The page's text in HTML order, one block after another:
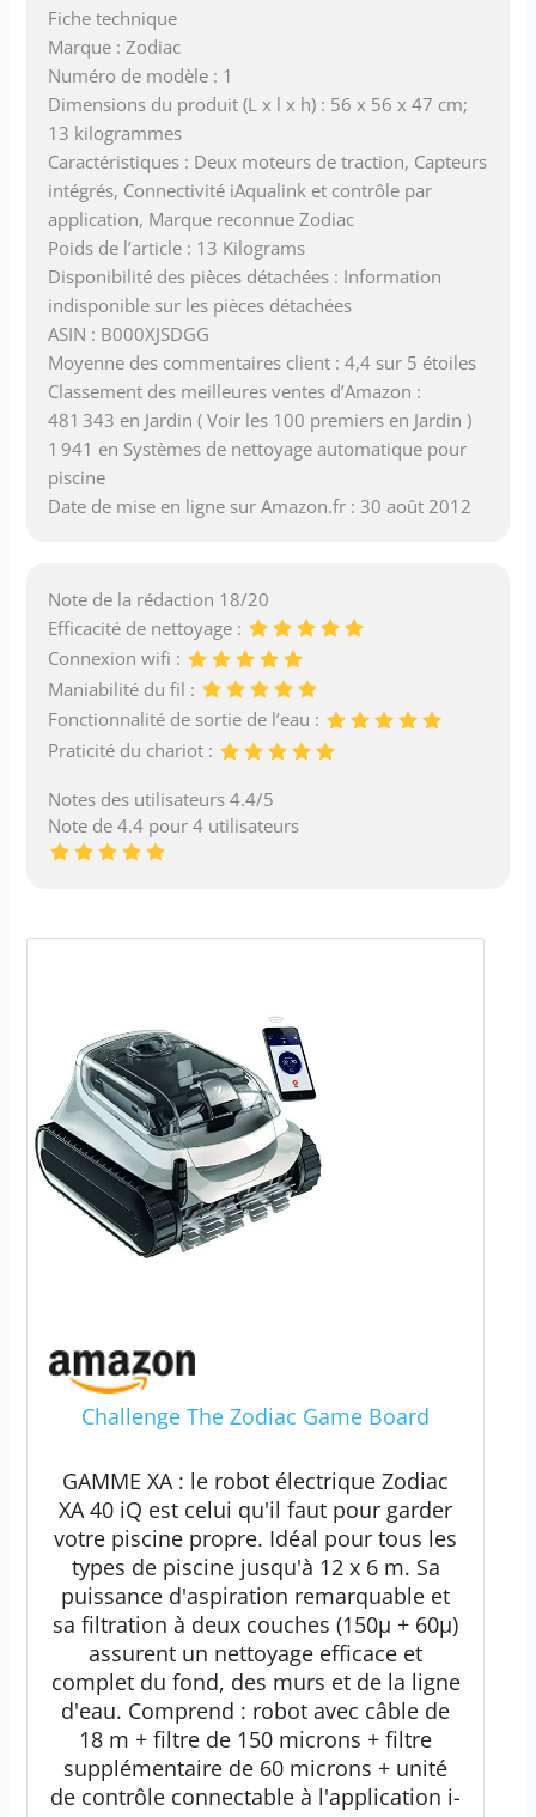
Fiche technique
Marque : Zodiac
Numéro de modèle : 1
Dimensions du produit (L x l x h) : 56 x 56 x 47 cm;
13 kilogrammes
Caractéristiques : Deux moteurs de traction, Capteurs
intégrés, Connectivité iAqualink et contrôle par
application, Marque reconnue Zodiac
Poids de l’article : 13 Kilograms
Disponibilité des pièces détachées : Information
indisponible sur les pièces détachées
ASIN : B000XJSDGG
Moyenne des commentaires client : 4,4 sur 5 étoiles
Classement des meilleures ventes d’Amazon :
481 343 en Jardin ( Voir les 100 premiers en Jardin )
1 941 en Systèmes de nettoyage automatique pour
piscine
Date de mise en ligne sur Amazon.fr : 30 août 2012
Note de la rédaction 18/20
Efficacité de nettoyage :
Connexion wifi :
Maniabilité du fil :
Fonctionnalité de sortie de l’eau :
Praticité du chariot :
Notes des utilisateurs 4.4/5
Note de 4.4 pour 4 utilisateurs
Challenge The Zodiac Game Board
GAMME XA : le robot électrique Zodiac
XA 40 iQ est celui qu'il faut pour garder
votre piscine propre. Idéal pour tous les
types de piscine jusqu'à 12 x 6 m. Sa
puissance d'aspiration remarquable et
sa filtration à deux couches (150µ + 60µ)
assurent un nettoyage efficace et
complet du fond, des murs et de la ligne
d'eau. Comprend : robot avec câble de
18 m + filtre de 150 microns + filtre
supplémentaire de 60 microns + unité
de contrôle connectable à l'application i-